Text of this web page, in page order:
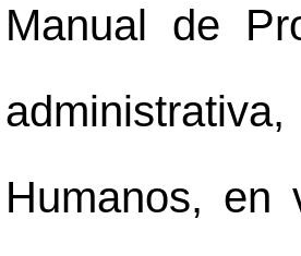
Manual de
Humanos, en